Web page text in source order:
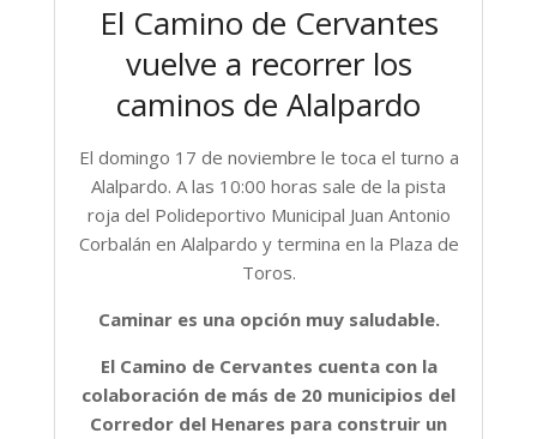
El Camino de Cervantes
vuelve a recorrer los
caminos de Alalpardo
El domingo 17 de noviembre le toca el turno a
Alalpardo. A las 10:00 horas sale de la pista
roja del Polideportivo Municipal Juan Antonio
Corbalán en Alalpardo y termina en la Plaza de
Toros.
Caminar es una opción muy saludable.
El Camino de Cervantes cuenta con la
colaboración de más de 20 municipios del
Corredor del Henares para construir un